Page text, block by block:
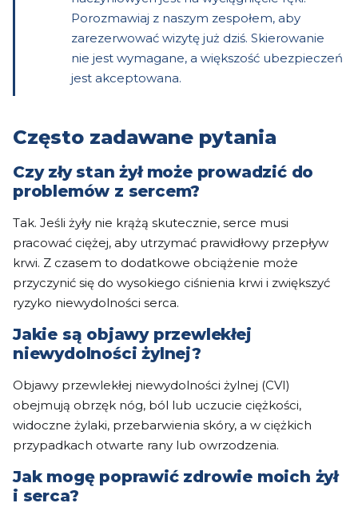
Porozmawiaj z naszym zespołem, aby
zarezerwować wizytę już dziś. Skierowanie
nie jest wymagane, a większość ubezpieczeń
jest akceptowana.
Często zadawane pytania
Czy zły stan żył może prowadzić do
problemów z sercem?
Tak. Jeśli żyły nie krążą skutecznie, serce musi
pracować ciężej, aby utrzymać prawidłowy przepływ
krwi. Z czasem to dodatkowe obciążenie może
przyczynić się do wysokiego ciśnienia krwi i zwiększyć
ryzyko niewydolności serca.
Jakie są objawy przewlekłej
niewydolności żylnej?
Objawy przewlekłej niewydolności żylnej (CVI)
obejmują obrzęk nóg, ból lub uczucie ciężkości,
widoczne żylaki, przebarwienia skóry, a w ciężkich
przypadkach otwarte rany lub owrzodzenia.
Jak mogę poprawić zdrowie moich żył
i serca?